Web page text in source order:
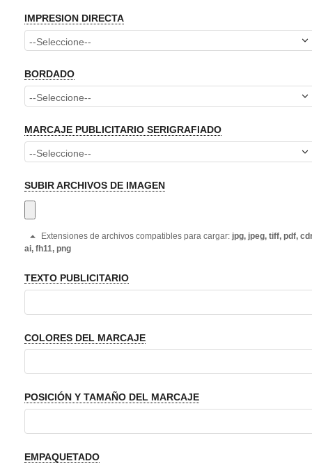
IMPRESION DIRECTA
BORDADO
MARCAJE PUBLICITARIO SERIGRAFIADO
SUBIR ARCHIVOS DE IMAGEN
Extensiones de archivos compatibles para cargar: jpg, jpeg, tiff, pdf,
ai, fh11, png
TEXTO PUBLICITARIO
COLORES DEL MARCAJE
POSICIÓN Y TAMAÑO DEL MARCAJE
EMPAQUETADO